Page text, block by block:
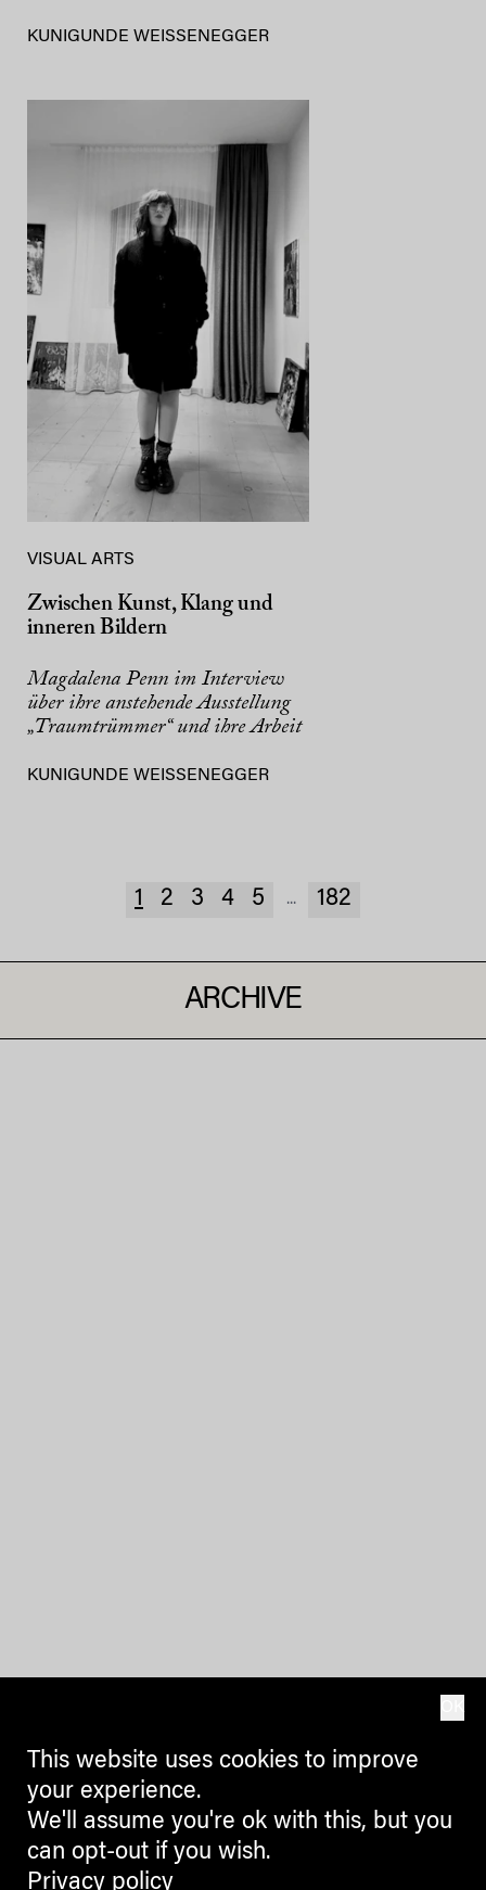
KUNIGUNDE WEISSENEGGER
VISUAL ARTS
Zwischen Kunst, Klang und
inneren Bildern
Magdalena Penn im Interview
über ihre anstehende Ausstellung
„Traumtrümmer“ und ihre Arbeit
KUNIGUNDE WEISSENEGGER
1 2 3 4 5 ... 182
ARCHIVE
This website uses cookies to improve
your experience.
We'll assume you're ok with this, but you
can opt-out if you wish.
Privacy policy